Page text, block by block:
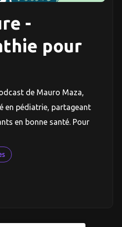
-
pour
de Mauro Maza,
en pédiatrie, partageant
en bonne santé. Pour